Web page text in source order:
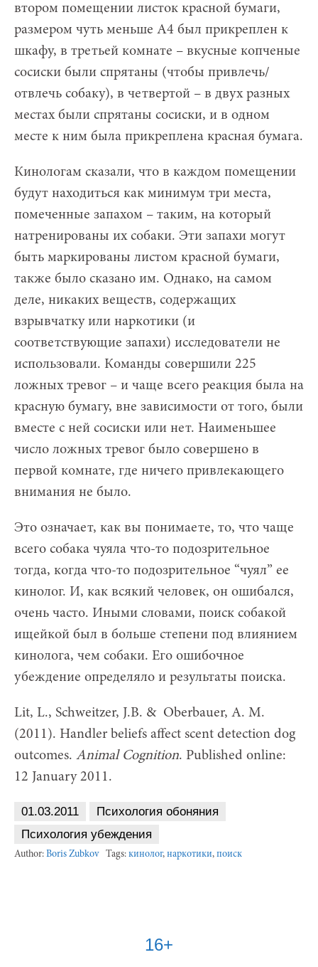
втором помещении листок красной бумаги,
размером чуть меньше А4 был прикреплен к
шкафу, в третьей комнате – вкусные копченые
сосиски были спрятаны (чтобы привлечь/
отвлечь собаку), в четвертой – в двух разных
местах были спрятаны сосиски, и в одном
месте к ним была прикреплена красная бумага.
Кинологам сказали, что в каждом помещении
будут находиться как минимум три места,
помеченные запахом – таким, на который
натренированы их собаки. Эти запахи могут
быть маркированы листом красной бумаги,
также было сказано им. Однако, на самом
деле, никаких веществ, содержащих
взрывчатку или наркотики (и
соответствующие запахи) исследователи не
использовали. Команды совершили 225
ложных тревог – и чаще всего реакция была на
красную бумагу, вне зависимости от того, были
вместе с ней сосиски или нет. Наименьшее
число ложных тревог было совершено в
первой комнате, где ничего привлекающего
внимания не было.
Это означает, как вы понимаете, то, что чаще
всего собака чуяла что-то подозрительное
тогда, когда что-то подозрительное “чуял” ее
кинолог. И, как всякий человек, он ошибался,
очень часто. Иными словами, поиск собакой
ищейкой был в больше степени под влиянием
кинолога, чем собаки. Его ошибочное
убеждение определяло и результаты поиска.
Lit, L., Schweitzer, J.B. & Oberbauer, A. M.
(2011). Handler beliefs affect scent detection dog
outcomes. Animal Cognition. Published online:
12 January 2011.
01.03.2011
Психология обоняния
Психология убеждения
Author: Boris Zubkov Tags: кинолог, наркотики, поиск
16+